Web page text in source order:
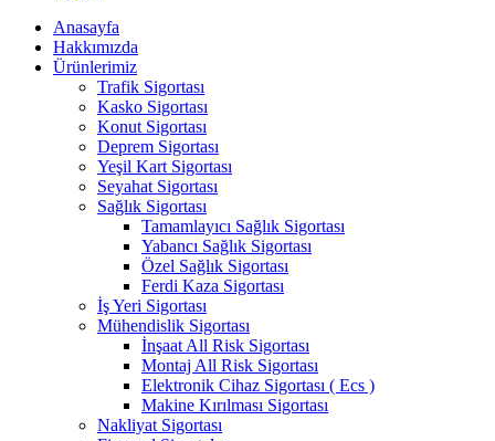
Anasayfa
Hakkımızda
Ürünlerimiz
Trafik Sigortası
Kasko Sigortası
Konut Sigortası
Deprem Sigortası
Yeşil Kart Sigortası
Seyahat Sigortası
Sağlık Sigortası
Tamamlayıcı Sağlık Sigortası
Yabancı Sağlık Sigortası
Özel Sağlık Sigortası
Ferdi Kaza Sigortası
İş Yeri Sigortası
Mühendislik Sigortası
İnşaat All Risk Sigortası
Montaj All Risk Sigortası
Elektronik Cihaz Sigortası ( Ecs )
Makine Kırılması Sigortası
Nakliyat Sigortası